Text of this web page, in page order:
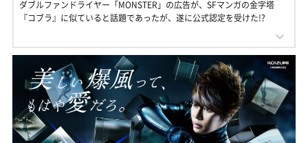
ダブルファンドライヤー「MONSTER」の広告が、SFマンガの金字塔
『コブラ』に似ていると話題であったが、遂に公式認定を受けた!?